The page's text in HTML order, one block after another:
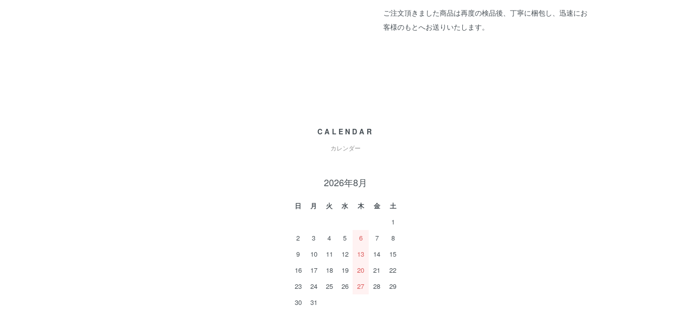
ご注文頂きました商品は再度の検品後、丁寧に梱包し、迅速にお
客様のもとへお送りいたします。
CALENDAR
カレンダー
2026年8月
日 月 火 水 木 金
土
1
2
3 4 5 6 7
8
9
10 11 12 13 14
15
16
17 18 19 20 21
22
23
24 25 26 27 28
29
30
31